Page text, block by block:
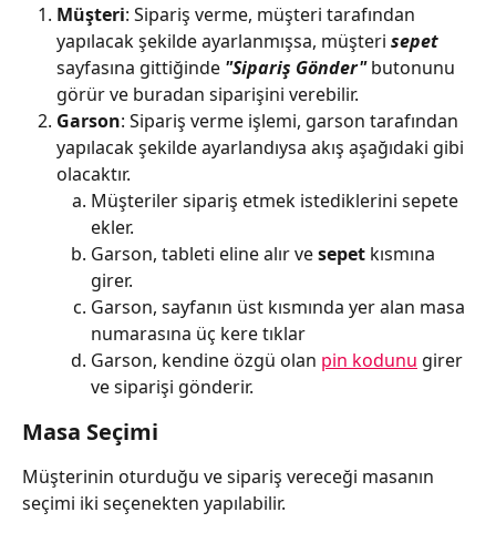
Müşteri: Sipariş verme, müşteri tarafından
yapılacak şekilde ayarlanmışsa, müşteri sepet
sayfasına gittiğinde "Sipariş Gönder" butonunu
görür ve buradan siparişini verebilir.
Garson: Sipariş verme işlemi, garson tarafından
yapılacak şekilde ayarlandıysa akış aşağıdaki gibi
olacaktır.
Müşteriler sipariş etmek istediklerini sepete
ekler.
Garson, tableti eline alır ve sepet kısmına
girer.
Garson, sayfanın üst kısmında yer alan masa
numarasına üç kere tıklar
Garson, kendine özgü olan pin kodunu girer
ve siparişi gönderir.
Masa Seçimi
Müşterinin oturduğu ve sipariş vereceği masanın
seçimi iki seçenekten yapılabilir.